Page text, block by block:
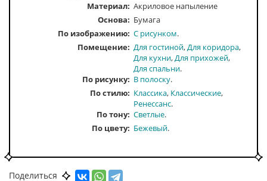
Материал: Акриловое напыление
Основа: Бумага
По изображению С рисунком
Помещение Для гостиной Для коридора
Для кухни Для прихожей
Для спальни
По рисунку
В полоску
По стилю
Классика Классические
Ренессанс
По тону Светлые
По цвету
Бежевый
Поделиться